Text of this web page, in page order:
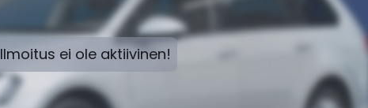
Ilmoitus ei ole aktiivinen!